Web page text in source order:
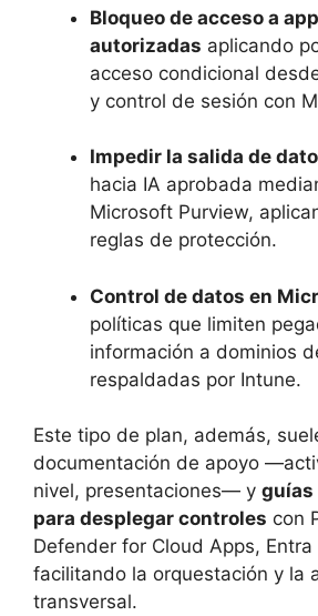
Bloqueo de acceso a
autorizadas aplicando
acceso condicional
y control de sesión con
Impedir la salida de
hacia IA aprobada
Microsoft Purview,
reglas de protección.
Control de datos en
políticas que limiten
información a dominios
respaldadas por Intune.
Este tipo de plan, además,
documentación de apoyo
nivel, presentaciones— y guías
para desplegar controles con
Defender for Cloud Apps, Entra
facilitando la orquestación y la
transversal.